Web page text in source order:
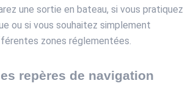
une sortie en bateau, si vous pratiquez
ou si vous souhaitez simplement
zones réglementées.
repères de navigation